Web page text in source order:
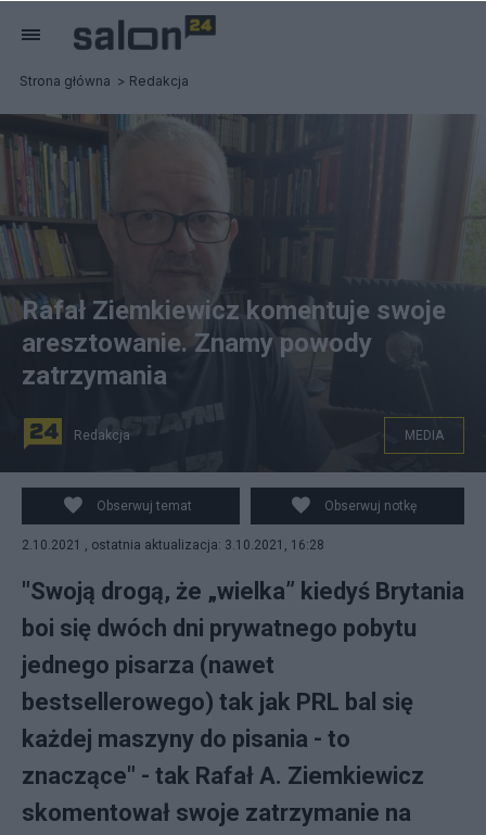
Strona główna Redakcja
Rafał Ziemkiewicz, fot. Twitter
Rafał Ziemkiewicz komentuje swoje
aresztowanie. Znamy powody
zatrzymania
Redakcja MEDIA
Obserwuj temat Obserwuj notkę
2.10.2021 , ostatnia aktualizacja: 3.10.2021, 16:28
"Swoją drogą, że „wielka” kiedyś Brytania
boi się dwóch dni prywatnego pobytu
jednego pisarza (nawet
bestsellerowego) tak jak PRL bal się
każdej maszyny do pisania - to
znaczące" - tak Rafał A. Ziemkiewicz
skomentował swoje zatrzymanie na